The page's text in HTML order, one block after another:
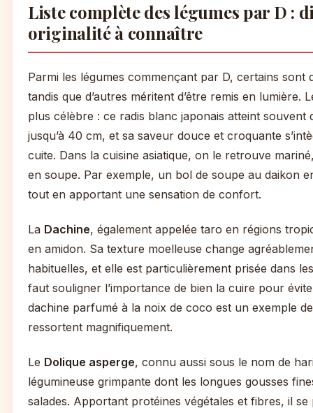
Liste complète des légumes par D :
originalité à connaître
Parmi les légumes commençant par D, certains sont
tandis que d’autres méritent d’être remis en lumière.
plus célèbre : ce radis blanc japonais atteint souvent
jusqu’à 40 cm, et sa saveur douce et croquante
cuite. Dans la cuisine asiatique, on le retrouve
en soupe. Par exemple, un bol de soupe au daikon
tout en apportant une sensation de confort.
La Dachine, également appelée taro en régions
en amidon. Sa texture moelleuse change
habituelles, et elle est particulièrement prisée dans
faut souligner l’importance de bien la cuire pour
dachine parfumé à la noix de coco est un exemple
ressortent magnifiquement.
Le Dolique asperge, connu aussi sous le nom de
légumineuse grimpante dont les longues gousses
salades. Apportant protéines végétales et fibres, il